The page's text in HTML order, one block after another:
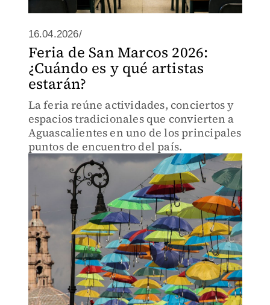
16.04.2026/
Feria de San Marcos 2026:
¿Cuándo es y qué artistas
estarán?
La feria reúne actividades, conciertos y
espacios tradicionales que convierten a
Aguascalientes en uno de los principales
puntos de encuentro del país.